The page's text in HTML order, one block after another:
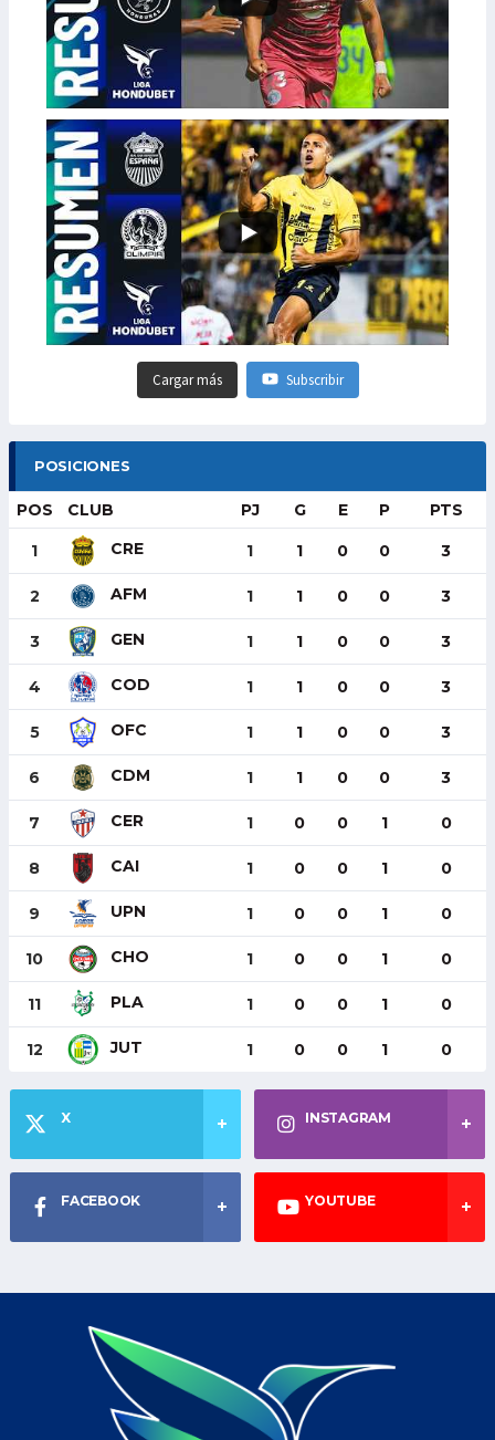
Cargar más Subscribir
POSICIONES
POS CLUB PJ G E P PTS
1 CRE 1 1 0 0 3
2 AFM 1 1 0 0 3
3 GEN 1 1 0 0 3
4 COD 1 1 0 0 3
5 OFC 1 1 0 0 3
6 CDM 1 1 0 0 3
7 CER 1 0 0 1 0
8 CAI 1 0 0 1 0
9 UPN 1 0 0 1 0
10 CHO 1 0 0 1 0
11 PLA 1 0 0 1 0
12 JUT 1 0 0 1 0
X INSTAGRAM
FACEBOOK YOUTUBE